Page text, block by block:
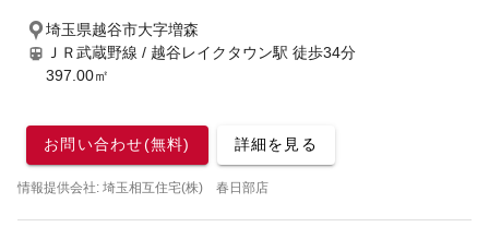
埼玉県越谷市大字増森
ＪＲ武蔵野線 / 越谷レイクタウン駅 徒歩34分
397.00㎡
お問い合わせ(無料) 詳細を見る
情報提供会社: 埼玉相互住宅(株) 春日部店